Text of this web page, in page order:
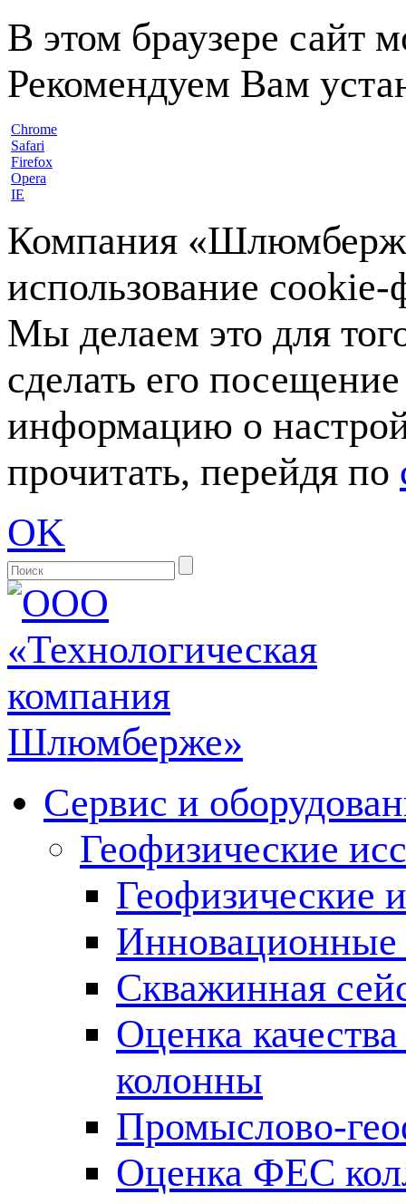
В этом браузере сайт
Рекомендуем Вам
Chrome
Safari
Firefox
Opera
IE
Компания
использование
Мы делаем это для
сделать его
информацию о
прочитать, перейдя по
OK
Сервис и
Геофизические
Геофизические
Инновационные
Скважинная
Оценка
колонны
Промыслово-
Оценка ФЕС